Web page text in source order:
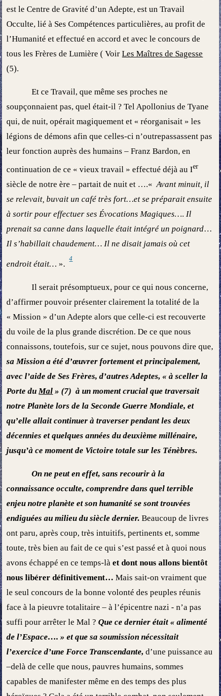
est le Centre de Gravité d’un Adepte, est un Travail
Occulte, lié à Ses Compétences particulières, au profit de
l’Humanité et effectué en accord et avec le concours de
tous les Frères de Lumière ( VoirLes Maîtres de Sagesse
(5).
Et ce Travail, que même ses proches ne
soupçonnaient pas, quel était-il ? Tel Apollonius de Tyane
qui, de nuit, opérait magiquement et « réorganisait » les
légions de démons afin que celles-ci n’outrepassassent pas
leur fonction auprès des humains – Franz Bardon, en
continuation de ce « vieux travail » effectué déjà au Ier
siècle de notre ère – partait de nuit et ….«Avant minuit, il
se relevait, buvait un café très fort…et se préparait ensuite
à sortir pour effectuer ses Évocations Magiques…. Il
prenait sa canne dans laquelle était intégré un poignard…
Il s’habillait chaudement… Il ne disait jamais où cet
endroit était… ».
4
Il serait présomptueux, pour ce qui nous concerne,
d’affirmer pouvoir présenter clairement la totalité de la
« Mission » d’un Adepte alors que celle-ci est recouverte
du voile de la plus grande discrétion. De ce que nous
connaissons, toutefois, sur ce sujet, nous pouvons dire que,
sa Mission a été d’œuvrer fortement et principalement,
avec l’aide de Ses Frères, d’autres Adeptes, « à sceller la
Porte duMal » (7) à un moment crucial que traversait
notre Planète lors de la Seconde Guerre Mondiale, et
qu’elle allait continuer à traverser pendant les deux
décennies et quelques années du deuxième millénaire,
jusqu’à ce moment de Victoire totale sur les Ténèbres.
On ne peut en effet, sans recourir à la
connaissance occulte, comprendre dans quel terrible
enjeu notre planète et son humanité se sont trouvées
endiguées au milieu du siècle dernier. Beaucoup de livres
ont paru, après coup, très intuitifs, pertinents et, somme
toute, très bien au fait de ce qui s’est passé et à quoi nous
avons échappé en ce temps-làet dont nous allons bientôt
nous libérer définitivement… Mais sait-on vraiment que
le seul concours de la bonne volonté des peuples réunis
face à la pieuvre totalitaire – à l’épicentre nazi - n’a pas
suffi pour arrêter le Mal ?Que ce dernier était « alimenté
de l’Espace…. » et que sa soumission nécessitait
l’exercice d’une Force Transcendante, d’une puissance au
–delà de celle que nous, pauvres humains, sommes
capables de manifester même en des temps des plus